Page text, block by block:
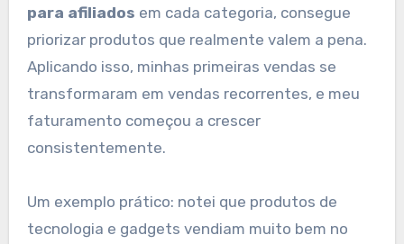
para afiliados em cada categoria, consegue
priorizar produtos que realmente valem a pena.
Aplicando isso, minhas primeiras vendas se
transformaram em vendas recorrentes, e meu
faturamento começou a crescer
consistentemente.
Um exemplo prático: notei que produtos de
tecnologia e gadgets vendiam muito bem no